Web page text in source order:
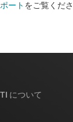
ポート をご覧くださ
TI について